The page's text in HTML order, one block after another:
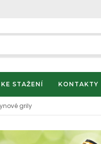
KE STAŽENÍ KONTAKTY
grily